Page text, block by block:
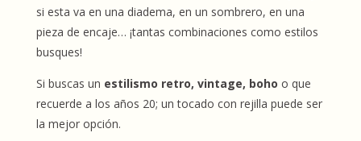
si esta va en una diadema, en un sombrero, en una
pieza de encaje… ¡tantas combinaciones como estilos
busques!
Si buscas un estilismo retro, vintage, boho o que
recuerde a los años 20; un tocado con rejilla puede ser
la mejor opción.